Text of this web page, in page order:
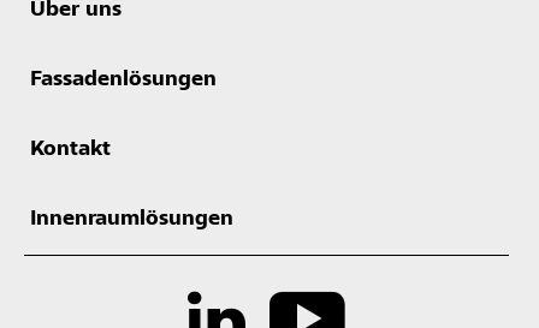
Über uns
Fassadenlösungen
Kontakt
Innenraumlösungen